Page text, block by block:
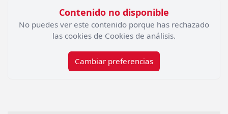
Contenido no disponible
No puedes ver este contenido porque has rechazado
las cookies de Cookies de análisis.
Cambiar preferencias